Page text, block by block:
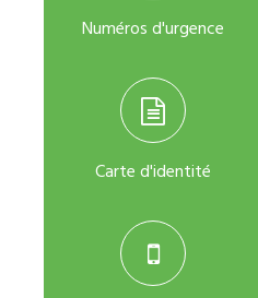
Numéros d'urgence
Carte d'identité